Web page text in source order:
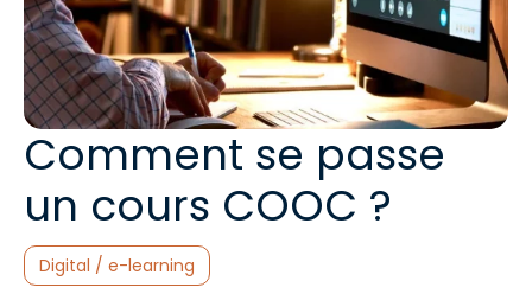
Comment se passe
un cours COOC ?
Catégories :
Digital / e-learning